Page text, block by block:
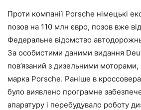
Проти компанії Porsche німецькі
позов на 110 млн євро, позов вже
Федеральне відомство
За особистими даними видання
пов’язаний з дизельними моторами,
марка Porsche. Раніше в
було виявлено програмне
апаратуру і перебудувало роботу